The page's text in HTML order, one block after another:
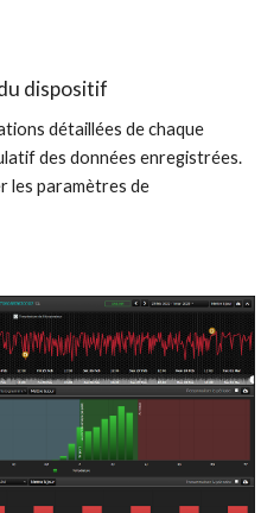
dispositif
détaillées de chaque
des données enregistrées.
les paramètres de